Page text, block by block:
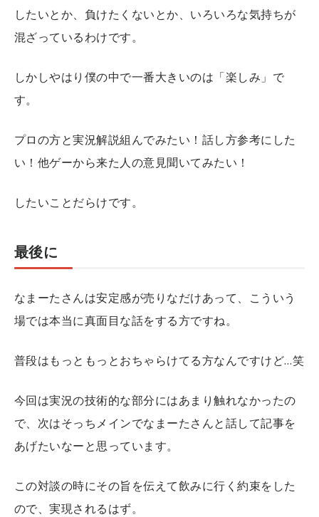
したいとか、負けたくないとか、いろいろな気持ちが
混ざっているわけです。
しかしやはり僕の中で一番大きいのは「楽しみ」で
す。
プロの方と実況解説組んでみたい！話し方参考にした
い！他ゲーから来た人の意見聞いてみたい！
したいことだらけです。
最後に
なまーたさんは安定感が売りなだけあって、こういう
場では本当に真面目な話をする方ですね。
普段はもっともっとおちゃらけてる方なんですけど…笑
今回は実況の技術的な部分にはあまり触れなかったの
で、次はそっちメインでなまーたさんと話して記事を
あげたいなーと思っています。
この対談の時にその旨を伝えて飲みに行く約束をした
ので、実現されるはず。